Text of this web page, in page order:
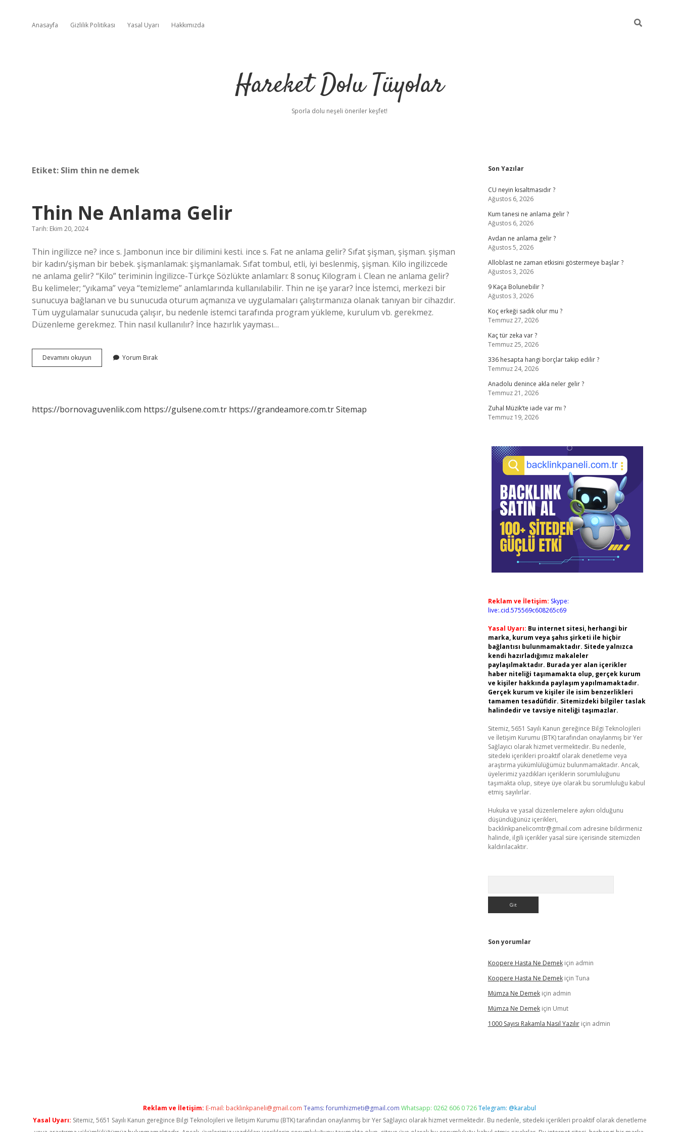
Anasayfa Gizlilik Politikası Yasal Uyarı Hakkımızda
Hareket Dolu Tüyolar
Sporla dolu neşeli öneriler keşfet!
Etiket: Slim thin ne demek
Thin Ne Anlama Gelir
Tarih: Ekim 20, 2024
Thin ingilizce ne? ince s. Jambonun ince bir dilimini kesti. ince s. Fat ne anlama gelir? Sıfat şişman, şişman. şişman
bir kadın/şişman bir bebek. şişmanlamak: şişmanlamak. Sıfat tombul, etli, iyi beslenmiş, şişman. Kilo ingilizcede
ne anlama gelir? “Kilo” teriminin İngilizce-Türkçe Sözlükte anlamları: 8 sonuç Kilogram i. Clean ne anlama gelir?
Bu kelimeler; “yıkama” veya “temizleme” anlamlarında kullanılabilir. Thin ne işe yarar? İnce İstemci, merkezi bir
sunucuya bağlanan ve bu sunucuda oturum açmanıza ve uygulamaları çalıştırmanıza olanak tanıyan bir cihazdır.
Tüm uygulamalar sunucuda çalışır, bu nedenle istemci tarafında program yükleme, kurulum vb. gerekmez.
Düzenleme gerekmez. Thin nasıl kullanılır? İnce hazırlık yayması…
Devamını okuyun
Ne
Yorum Bırak
https://bornovaguvenlik.com https://gulsene.com.tr https://grandeamore.com.trSitemap
Sidebar
Son Yazılar
CU neyin kısaltmasıdır ?
Ağustos 6, 2026
Kum tanesi ne anlama gelir ?
Ağustos 6, 2026
Avdan ne anlama gelir ?
Ağustos 5, 2026
Alloblast ne zaman etkisini göstermeye başlar ?
Ağustos 3, 2026
9 Kaça Bolunebilir ?
Ağustos 3, 2026
Koç erkeği sadık olur mu ?
Temmuz 27, 2026
Kaç tür zeka var ?
Temmuz 25, 2026
336 hesapta hangi borçlar takip edilir ?
Temmuz 24, 2026
Anadolu denince akla neler gelir ?
Temmuz 21, 2026
Zuhal Müzik’te iade var mı ?
Temmuz 19, 2026
Reklam ve İletişim: Skype:
live:.cid.575569c608265c69
Yasal Uyarı: Bu internet sitesi, herhangi bir
marka, kurum veya şahıs şirketi ile hiçbir
bağlantısı bulunmamaktadır. Sitede yalnızca
kendi hazırladığımız makaleler
paylaşılmaktadır. Burada yer alan içerikler
haber niteliği taşımamakta olup, gerçek kurum
ve kişiler hakkında paylaşım yapılmamaktadır.
Gerçek kurum ve kişiler ile isim benzerlikleri
tamamen tesadüfidir. Sitemizdeki bilgiler taslak
halindedir ve tavsiye niteliği taşımazlar.
Sitemiz, 5651 Sayılı Kanun gereğince Bilgi Teknolojileri
ve İletişim Kurumu (BTK) tarafından onaylanmış bir Yer
Sağlayıcı olarak hizmet vermektedir. Bu nedenle,
sitedeki içerikleri proaktif olarak denetleme veya
araştırma yükümlülüğümüz bulunmamaktadır. Ancak,
üyelerimiz yazdıkları içeriklerin sorumluluğunu
taşımakta olup, siteye üye olarak bu sorumluluğu kabul
etmiş sayılırlar.
Hukuka ve yasal düzenlemelere aykırı olduğunu
düşündüğünüz içerikleri,
backlinkpanelicomtr@gmail.com adresine bildirmeniz
halinde, ilgili içerikler yasal süre içerisinde sitemizden
kaldırılacaktır.
Son yorumlar
Koopere Hasta Ne Demekiçin admin
Koopere Hasta Ne Demekiçin Tuna
Mümza Ne Demekiçin admin
Mümza Ne Demekiçin Umut
1000 Sayısı Rakamla Nasıl Yazılıriçin admin
Reklam ve İletişim: E-mail: backlinkpaneli@gmail.com Teams:forumhizmeti@gmail.com Whatsapp: 0262 606 0 726Telegram: @karabul
Yasal Uyarı: Sitemiz, 5651 Sayılı Kanun gereğince Bilgi Teknolojileri ve İletişim Kurumu (BTK) tarafından onaylanmış bir Yer Sağlayıcı olarak hizmet vermektedir. Bu nedenle, sitedeki içerikleri proaktif olarak denetleme